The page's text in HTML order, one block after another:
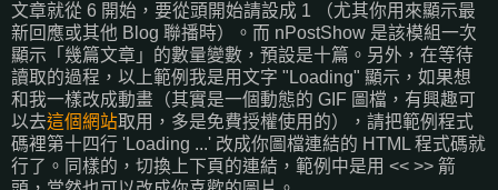
文章就從 6 開始，要從頭開始請設成 1 （尤其你用來顯示最
新回應或其他 Blog 聯播時）。而 nPostShow 是該模組一次
顯示「幾篇文章」的數量變數，預設是十篇。另外，在等待
讀取的過程，以上範例我是用文字 "Loading" 顯示，如果想
和我一樣改成動畫（其實是一個動態的 GIF 圖檔，有興趣可
以去這個網站取用，多是免費授權使用的），請把範例程式
碼裡第十四行 'Loading ...' 改成你圖檔連結的 HTML 程式碼就
行了。同樣的，切換上下頁的連結，範例中是用 << >> 箭